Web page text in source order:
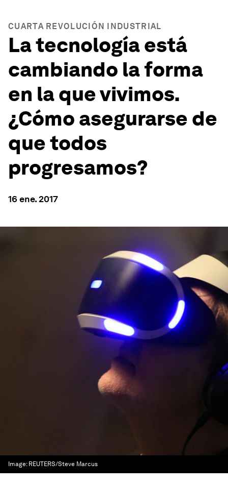
CUARTA REVOLUCIÓN INDUSTRIAL
La tecnología está
cambiando la forma
en la que vivimos.
¿Cómo asegurarse de
que todos
progresamos?
16 ene. 2017
Image: REUTERS/Steve Marcus